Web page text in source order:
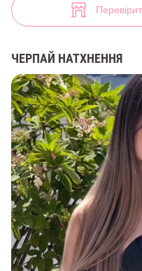
ЧЕРПАЙ НАТХНЕННЯ